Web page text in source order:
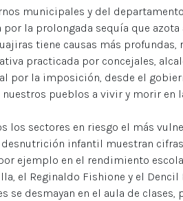
municipales y del
la prolongada sequía que
tiene causas más
practicada por concejales,
por la imposición, desde el
nuestros pueblos a vivir y morir en
los sectores en riesgo el más
desnutrición infantil muestran
ejemplo en el rendimiento
el Reginaldo Fishione y el
se desmayan en el aula de